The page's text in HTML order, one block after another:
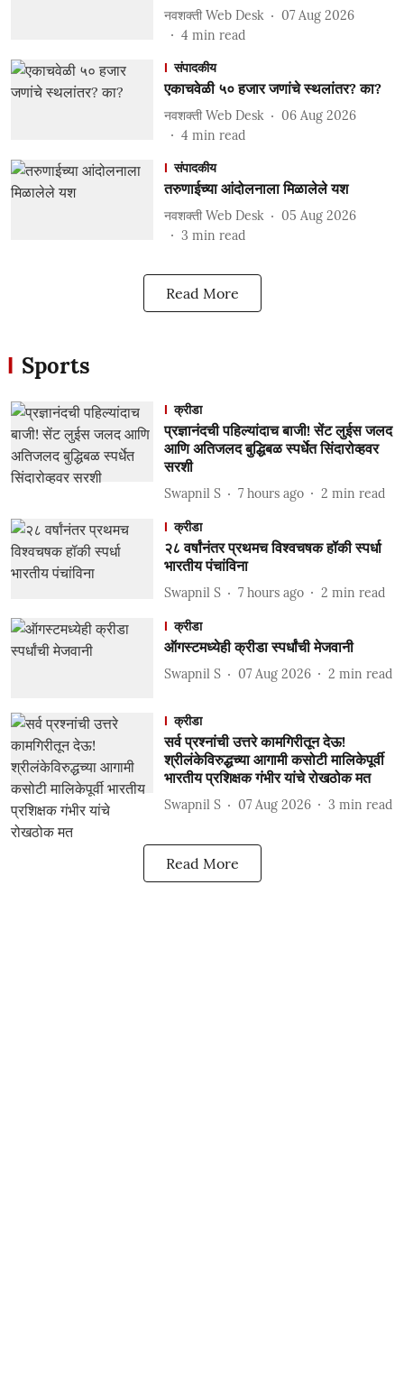
नवशक्ती Web Desk
07 Aug 2026
4 min read
संपादकीय
एकाचवेळी ५० हजार जणांचे स्थलांतर? का?
नवशक्ती Web Desk
06 Aug 2026
4 min read
संपादकीय
तरुणाईच्या आंदोलनाला मिळालेले यश
नवशक्ती Web Desk
05 Aug 2026
3 min read
Read More
Sports
क्रीडा
प्रज्ञानंदची पहिल्यांदाच बाजी! सेंट लुईस जलद
आणि अतिजलद बुद्धिबळ स्पर्धेत सिंदारोव्हवर
सरशी
Swapnil S 7 hours ago 2 min read
क्रीडा
२८ वर्षांनंतर प्रथमच विश्वचषक हॉकी स्पर्धा
भारतीय पंचांविना
Swapnil S 7 hours ago 2 min read
क्रीडा
ऑगस्टमध्येही क्रीडा स्पर्धांची मेजवानी
Swapnil S 07 Aug 2026 2 min read
क्रीडा
सर्व प्रश्नांची उत्तरे कामगिरीतून देऊ!
श्रीलंकेविरुद्धच्या आगामी कसोटी मालिकेपूर्वी
भारतीय प्रशिक्षक गंभीर यांचे रोखठोक मत
Swapnil S 07 Aug 2026 3 min read
Read More